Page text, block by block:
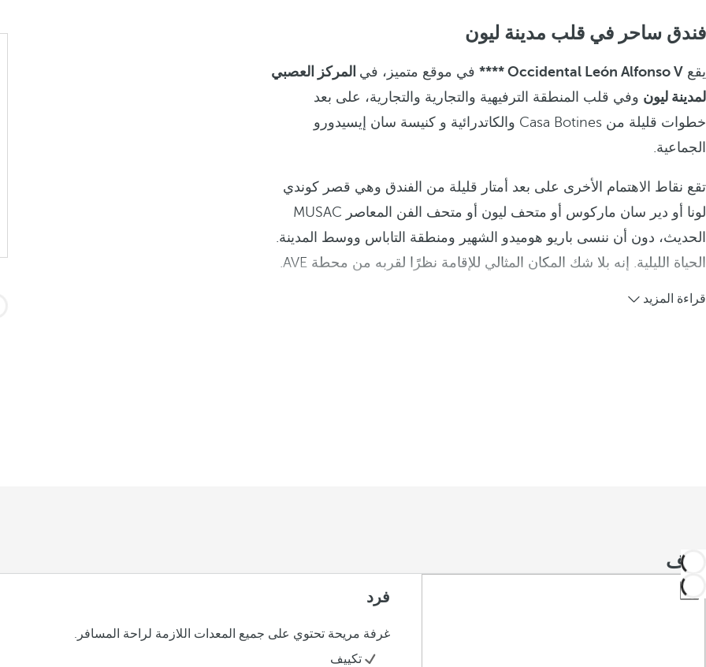
فندق ساحر في قلب مدينة ليون
يقع Occidental León Alfonso V **** في موقع متميز، في المركز العصبي
لمدينة ليون وفي قلب المنطقة الترفيهية والتجارية والتجارية، على بعد
خطوات قليلة من Casa Botines والكاتدرائية و كنيسة سان إيسيدورو
الجماعية.
تقع نقاط الاهتمام الأخرى على بعد أمتار قليلة من الفندق وهي قصر كوندي
لونا أو دير سان ماركوس أو متحف ليون أو متحف الفن المعاصر MUSAC
الحديث، دون أن ننسى باريو هوميدو الشهير ومنطقة التاباس ووسط المدينة.
الحياة الليلية. إنه بلا شك المكان المثالي للإقامة نظرًا لقربه من محطة AVE.
قراءة المزيد
غرف
فرد
غرفة مريحة تحتوي على جميع المعدات اللازمة لراحة المسافر.
تكييف